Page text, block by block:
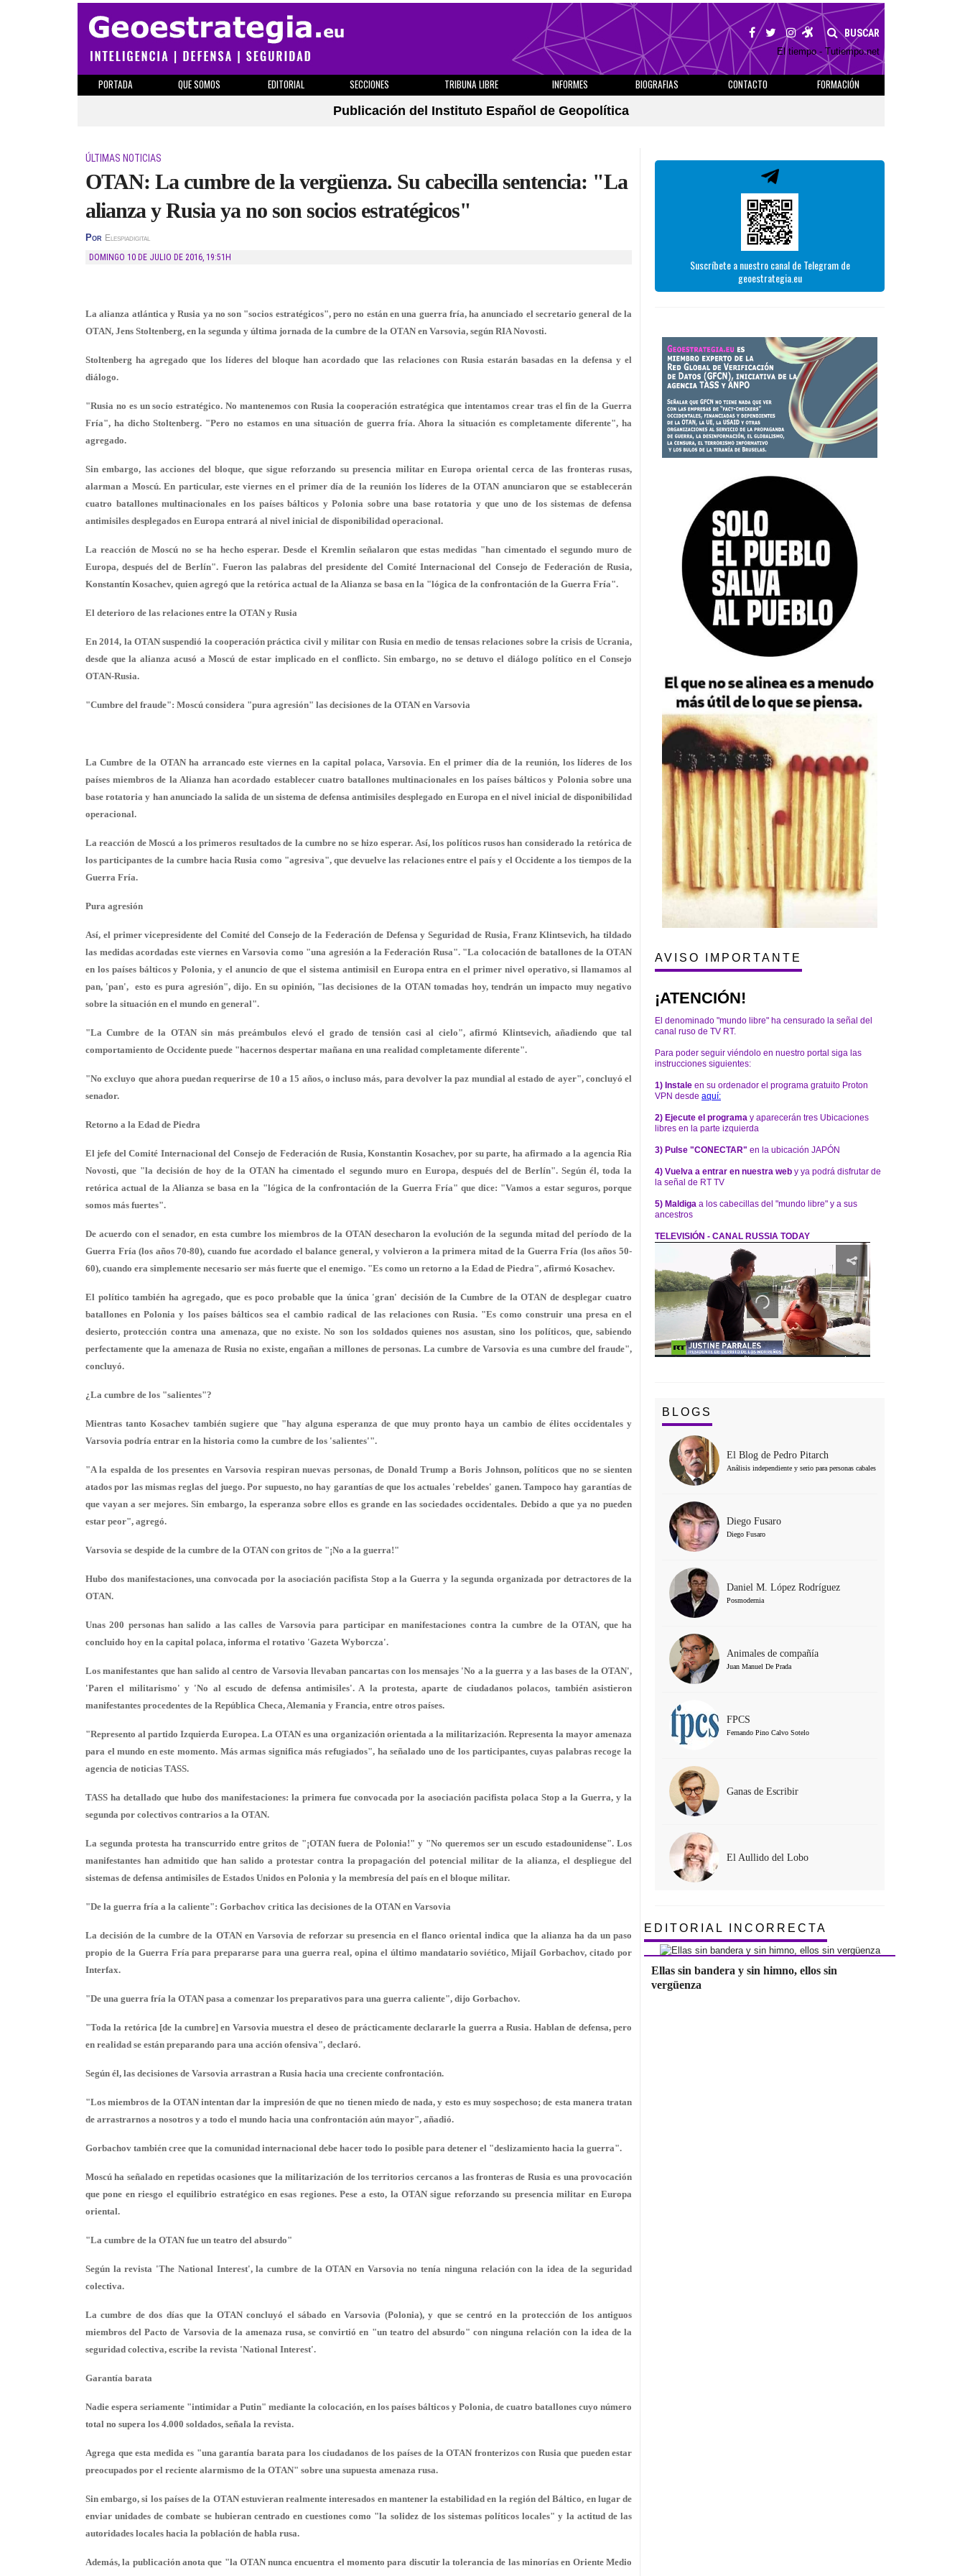
BUSCAR
El tiempo - Tutiempo.net
PORTADA QUE SOMOS EDITORIAL SECCIONES TRIBUNA LIBRE INFORMES BIOGRAFIAS CONTACTO
FORMACIÓN
Publicación del Instituto Español de Geopolítica
ÚLTIMAS NOTICIAS
OTAN: La cumbre de la vergüenza. Su cabecilla sentencia: "La
alianza y Rusia ya no son socios estratégicos"
Por Elespiadigital
DOMINGO 10 DE JULIO DE 2016, 19:51H
La alianza atlántica y Rusia ya no son "socios estratégicos", pero no están en una guerra fría, ha anunciado el secretario general de la
OTAN, Jens Stoltenberg, en la segunda y última jornada de la cumbre de la OTAN en Varsovia, según RIA Novosti.
Stoltenberg ha agregado que los líderes del bloque han acordado que las relaciones con Rusia estarán basadas en la defensa y el
diálogo.
"Rusia no es un socio estratégico. No mantenemos con Rusia la cooperación estratégica que intentamos crear tras el fin de la Guerra
Fría", ha dicho Stoltenberg. "Pero no estamos en una situación de guerra fría. Ahora la situación es completamente diferente", ha
agregado.
Sin embargo, las acciones del bloque, que sigue reforzando su presencia militar en Europa oriental cerca de las fronteras rusas,
alarman a Moscú. En particular, este viernes en el primer día de la reunión los líderes de la OTAN anunciaron que se establecerán
cuatro batallones multinacionales en los países bálticos y Polonia sobre una base rotatoria y que uno de los sistemas de defensa
antimisiles desplegados en Europa entrará al nivel inicial de disponibilidad operacional.
La reacción de Moscú no se ha hecho esperar. Desde el Kremlin señalaron que estas medidas "han cimentado el segundo muro de
Europa, después del de Berlín". Fueron las palabras del presidente del Comité Internacional del Consejo de Federación de Rusia,
Konstantín Kosachev, quien agregó que la retórica actual de la Alianza se basa en la "lógica de la confrontación de la Guerra Fría".
El deterioro de las relaciones entre la OTAN y Rusia
En 2014, la OTAN suspendió la cooperación práctica civil y militar con Rusia en medio de tensas relaciones sobre la crisis de Ucrania,
desde que la alianza acusó a Moscú de estar implicado en el conflicto. Sin embargo, no se detuvo el diálogo político en el Consejo
OTAN-Rusia.
"Cumbre del fraude": Moscú considera "pura agresión" las decisiones de la OTAN en Varsovia
La Cumbre de la OTAN ha arrancado este viernes en la capital polaca, Varsovia. En el primer día de la reunión, los líderes de los
países miembros de la Alianza han acordado establecer cuatro batallones multinacionales en los países bálticos y Polonia sobre una
base rotatoria y han anunciado la salida de un sistema de defensa antimisiles desplegado en Europa en el nivel inicial de disponibilidad
operacional.
La reacción de Moscú a los primeros resultados de la cumbre no se hizo esperar. Así, los políticos rusos han considerado la retórica de
los participantes de la cumbre hacia Rusia como "agresiva", que devuelve las relaciones entre el país y el Occidente a los tiempos de la
Guerra Fría.
Pura agresión
Así, el primer vicepresidente del Comité del Consejo de la Federación de Defensa y Seguridad de Rusia, Franz Klintsevich, ha tildado
las medidas acordadas este viernes en Varsovia como "una agresión a la Federación Rusa". "La colocación de batallones de la OTAN
en los países bálticos y Polonia, y el anuncio de que el sistema antimisil en Europa entra en el primer nivel operativo, si llamamos al
pan, 'pan', esto es pura agresión", dijo. En su opinión, "las decisiones de la OTAN tomadas hoy, tendrán un impacto muy negativo
sobre la situación en el mundo en general".
"La Cumbre de la OTAN sin más preámbulos elevó el grado de tensión casi al cielo", afirmó Klintsevich, añadiendo que tal
comportamiento de Occidente puede "hacernos despertar mañana en una realidad completamente diferente".
"No excluyo que ahora puedan requerirse de 10 a 15 años, o incluso más, para devolver la paz mundial al estado de ayer", concluyó el
senador.
Retorno a la Edad de Piedra
El jefe del Comité Internacional del Consejo de Federación de Rusia, Konstantin Kosachev, por su parte, ha afirmado a la agencia Ria
Novosti, que "la decisión de hoy de la OTAN ha cimentado el segundo muro en Europa, después del de Berlín". Según él, toda la
retórica actual de la Alianza se basa en la "lógica de la confrontación de la Guerra Fría" que dice: "Vamos a estar seguros, porque
somos más fuertes".
De acuerdo con el senador, en esta cumbre los miembros de la OTAN desecharon la evolución de la segunda mitad del período de la
Guerra Fría (los años 70-80), cuando fue acordado el balance general, y volvieron a la primera mitad de la Guerra Fría (los años 50-
60), cuando era simplemente necesario ser más fuerte que el enemigo. "Es como un retorno a la Edad de Piedra", afirmó Kosachev.
El político también ha agregado, que es poco probable que la única 'gran' decisión de la Cumbre de la OTAN de desplegar cuatro
batallones en Polonia y los países bálticos sea el cambio radical de las relaciones con Rusia. "Es como construir una presa en el
desierto, protección contra una amenaza, que no existe. No son los soldados quienes nos asustan, sino los políticos, que, sabiendo
perfectamente que la amenaza de Rusia no existe, engañan a millones de personas. La cumbre de Varsovia es una cumbre del fraude",
concluyó.
¿La cumbre de los "salientes"?
Mientras tanto Kosachev también sugiere que "hay alguna esperanza de que muy pronto haya un cambio de élites occidentales y
Varsovia podría entrar en la historia como la cumbre de los 'salientes'".
"A la espalda de los presentes en Varsovia respiran nuevas personas, de Donald Trump a Boris Johnson, políticos que no se sienten
atados por las mismas reglas del juego. Por supuesto, no hay garantías de que los actuales 'rebeldes' ganen. Tampoco hay garantías de
que vayan a ser mejores. Sin embargo, la esperanza sobre ellos es grande en las sociedades occidentales. Debido a que ya no pueden
estar peor", agregó.
Varsovia se despide de la cumbre de la OTAN con gritos de "¡No a la guerra!"
Hubo dos manifestaciones, una convocada por la asociación pacifista Stop a la Guerra y la segunda organizada por detractores de la
OTAN.
Unas 200 personas han salido a las calles de Varsovia para participar en manifestaciones contra la cumbre de la OTAN, que ha
concluido hoy en la capital polaca, informa el rotativo 'Gazeta Wyborcza'.
Los manifestantes que han salido al centro de Varsovia llevaban pancartas con los mensajes 'No a la guerra y a las bases de la OTAN',
'Paren el militarismo' y 'No al escudo de defensa antimisiles'. A la protesta, aparte de ciudadanos polacos, también asistieron
manifestantes procedentes de la República Checa, Alemania y Francia, entre otros países.
"Represento al partido Izquierda Europea. La OTAN es una organización orientada a la militarización. Representa la mayor amenaza
para el mundo en este momento. Más armas significa más refugiados", ha señalado uno de los participantes, cuyas palabras recoge la
agencia de noticias TASS.
TASS ha detallado que hubo dos manifestaciones: la primera fue convocada por la asociación pacifista polaca Stop a la Guerra, y la
segunda por colectivos contrarios a la OTAN.
La segunda protesta ha transcurrido entre gritos de "¡OTAN fuera de Polonia!" y "No queremos ser un escudo estadounidense". Los
manifestantes han admitido que han salido a protestar contra la propagación del potencial militar de la alianza, el despliegue del
sistemas de defensa antimisiles de Estados Unidos en Polonia y la membresía del país en el bloque militar.
"De la guerra fría a la caliente": Gorbachov critica las decisiones de la OTAN en Varsovia
La decisión de la cumbre de la OTAN en Varsovia de reforzar su presencia en el flanco oriental indica que la alianza ha da un paso
propio de la Guerra Fría para prepararse para una guerra real, opina el último mandatario soviético, Mijaíl Gorbachov, citado por
Interfax.
"De una guerra fría la OTAN pasa a comenzar los preparativos para una guerra caliente", dijo Gorbachov.
"Toda la retórica [de la cumbre] en Varsovia muestra el deseo de prácticamente declararle la guerra a Rusia. Hablan de defensa, pero
en realidad se están preparando para una acción ofensiva", declaró.
Según él, las decisiones de Varsovia arrastran a Rusia hacia una creciente confrontación.
"Los miembros de la OTAN intentan dar la impresión de que no tienen miedo de nada, y esto es muy sospechoso; de esta manera tratan
de arrastrarnos a nosotros y a todo el mundo hacia una confrontación aún mayor", añadió.
Gorbachov también cree que la comunidad internacional debe hacer todo lo posible para detener el "deslizamiento hacia la guerra".
Moscú ha señalado en repetidas ocasiones que la militarización de los territorios cercanos a las fronteras de Rusia es una provocación
que pone en riesgo el equilibrio estratégico en esas regiones. Pese a esto, la OTAN sigue reforzando su presencia militar en Europa
oriental.
"La cumbre de la OTAN fue un teatro del absurdo"
Según la revista 'The National Interest', la cumbre de la OTAN en Varsovia no tenía ninguna relación con la idea de la seguridad
colectiva.
La cumbre de dos días que la OTAN concluyó el sábado en Varsovia (Polonia), y que se centró en la protección de los antiguos
miembros del Pacto de Varsovia de la amenaza rusa, se convirtió en "un teatro del absurdo" con ninguna relación con la idea de la
seguridad colectiva, escribe la revista 'National Interest'.
Garantía barata
Nadie espera seriamente "intimidar a Putin" mediante la colocación, en los países bálticos y Polonia, de cuatro batallones cuyo número
total no supera los 4.000 soldados, señala la revista.
Agrega que esta medida es "una garantía barata para los ciudadanos de los países de la OTAN fronterizos con Rusia que pueden estar
preocupados por el reciente alarmismo de la OTAN" sobre una supuesta amenaza rusa.
Sin embargo, si los países de la OTAN estuvieran realmente interesados en mantener la estabilidad en la región del Báltico, en lugar de
enviar unidades de combate se hubieran centrado en cuestiones como "la solidez de los sistemas políticos locales" y la actitud de las
autoridades locales hacia la población de habla rusa.
Además, la publicación anota que "la OTAN nunca encuentra el momento para discutir la tolerancia de las minorías en Oriente Medio
Suscríbete a nuestro canal de Telegram de
geoestrategia.eu
AVISO IMPORTANTE
¡ATENCIÓN!
El denominado "mundo libre" ha censurado la señal del
canal ruso de TV RT.
Para poder seguir viéndolo en nuestro portal siga las
instrucciones siguientes:
1) Instale en su ordenador el programa gratuito Proton
VPN desde aquí:
2) Ejecute el programa y aparecerán tres Ubicaciones
libres en la parte izquierda
3) Pulse "CONECTAR" en la ubicación JAPÓN
4) Vuelva a entrar en nuestra web y ya podrá disfrutar de
la señal de RT TV
5) Maldiga a los cabecillas del "mundo libre" y a sus
ancestros
TELEVISIÓN - CANAL RUSSIA TODAY
BLOGS
El Blog de Pedro Pitarch
Análisis independiente y serio para personas cabales
Diego Fusaro
Diego Fusaro
Daniel M. López Rodríguez
Posmodernia
Animales de compañía
Juan Manuel De Prada
FPCS
Fernando Pino Calvo Sotelo
Ganas de Escribir
El Aullido del Lobo
EDITORIAL INCORRECTA
Ellas sin bandera y sin himno, ellos sin
vergüenza